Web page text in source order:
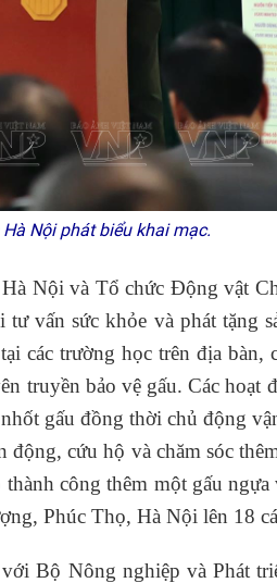
Nội phát biểu khai mạc.
Nội và Tổ chức Động vật
vấn sức khỏe và phát tặng
các trường học trên địa bàn,
truyền bảo vệ gấu. Các hoạt
gấu đồng thời chủ động
cứu hộ và chăm sóc
công thêm một gấu ngựa
Phúc Thọ, Hà Nội lên 18
Bộ Nông nghiệp và Phát